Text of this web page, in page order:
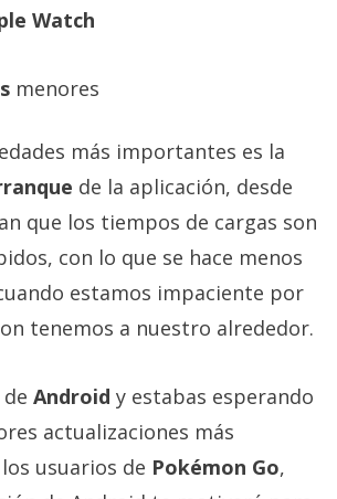
Watch
menores
más importantes es la
de la aplicación, desde
que los tiempos de cargas son
con lo que se hace menos
estamos impaciente por
tenemos a nuestro alrededor.
Android y estabas esperando
actualizaciones más
usuarios de Pokémon Go,